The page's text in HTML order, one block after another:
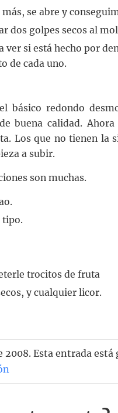
se abre y
dos golpes secos al
ver si está hecho por
de cada uno.
básico redondo
buena calidad.
Los que no tienen la
a subir.
son muchas.
tipo.
trocitos de fruta
y cualquier licor.
2008. Esta entrada está